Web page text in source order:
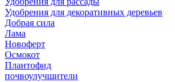
Удобрения для декоративных деревьев
Добрая сила
Лама
Новоферт
Осмокот
Плантофид
почвоулучшители